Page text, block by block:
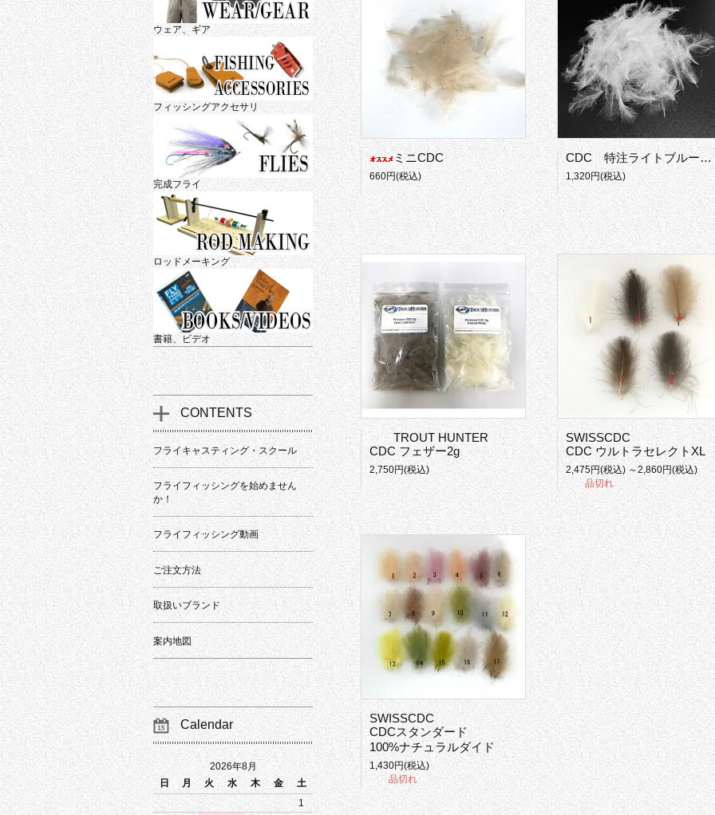
ミニCDC
660円(税込)
CDC 特注ライトブルーダン
1,320円(税込)
TROUT HUNTER
CDC フェザー2g
2,750円(税込)
SWISSCDC
CDC ウルトラセレクトXL
2,475円(税込) ～2,860円(税込)
品切れ
SWISSCDC
CDCスタンダード
100%ナチュラルダイド
1,430円(税込)
品切れ
ウェア、ギア
フィッシングアクセサリ
完成フライ
ロッドメーキング
書籍、ビデオ
CONTENTS
フライキャスティング・スクール
フライフィッシングを始めません
か！
フライフィッシング動画
ご注文方法
取扱いブランド
案内地図
Calendar
2026年8月
日
月 火 水 木 金
土
1